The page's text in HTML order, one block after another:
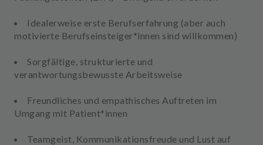
Idealerweise erste Berufserfahrung (aber auch
motivierte Berufseinsteiger*innen sind willkommen)
Sorgfältige, strukturierte und
verantwortungsbewusste Arbeitsweise
Freundliches und empathisches Auftreten im
Umgang mit Patient*innen
Teamgeist, Kommunikationsfreude und Lust auf